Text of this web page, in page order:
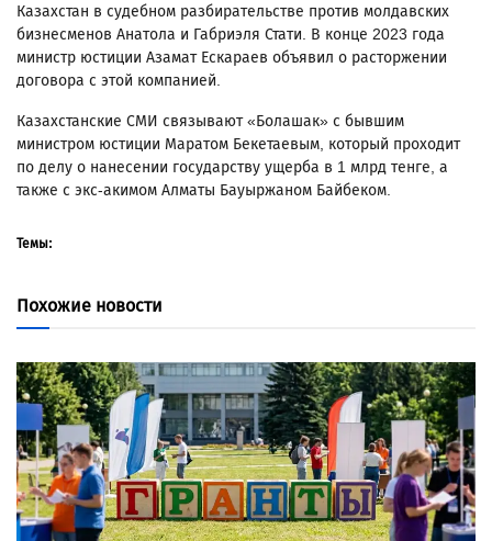
Казахстан в судебном разбирательстве против молдавских
бизнесменов Анатола и Габриэля Стати. В конце 2023 года
министр юстиции Азамат Ескараев объявил о расторжении
договора с этой компанией.
Казахстанские СМИ связывают «Болашак» с бывшим
министром юстиции Маратом Бекетаевым, который проходит
по делу о нанесении государству ущерба в 1 млрд тенге, а
также с экс-акимом Алматы Бауыржаном Байбеком.
Темы:
Похожие новости